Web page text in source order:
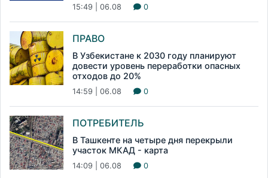
15:49 | 06.08 0
ПРАВО
В Узбекистане к 2030 году планируют
довести уровень переработки опасных
отходов до 20%
14:59 | 06.08 0
ПОТРЕБИТЕЛЬ
В Ташкенте на четыре дня перекрыли
участок МКАД - карта
14:09 | 06.08 0